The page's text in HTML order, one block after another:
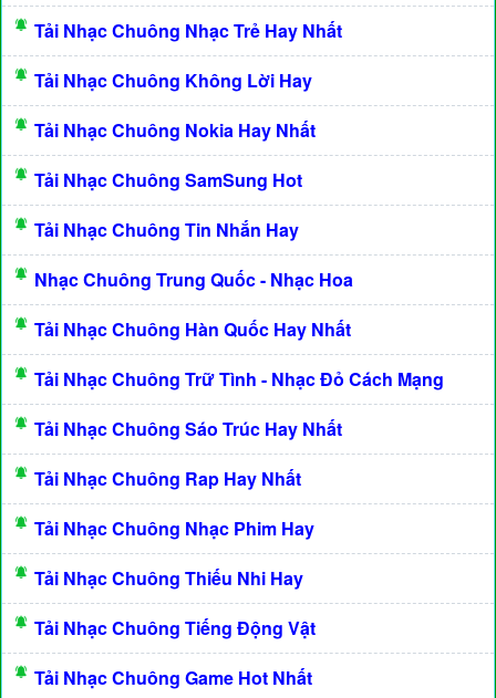
Tải Nhạc Chuông Nhạc Trẻ Hay Nhất
Tải Nhạc Chuông Không Lời Hay
Tải Nhạc Chuông Nokia Hay Nhất
Tải Nhạc Chuông SamSung Hot
Tải Nhạc Chuông Tin Nhắn Hay
Nhạc Chuông Trung Quốc - Nhạc Hoa
Tải Nhạc Chuông Hàn Quốc Hay Nhất
Tải Nhạc Chuông Trữ Tình - Nhạc Đỏ Cách Mạng
Tải Nhạc Chuông Sáo Trúc Hay Nhất
Tải Nhạc Chuông Rap Hay Nhất
Tải Nhạc Chuông Nhạc Phim Hay
Tải Nhạc Chuông Thiếu Nhi Hay
Tải Nhạc Chuông Tiếng Động Vật
Tải Nhạc Chuông Game Hot Nhất